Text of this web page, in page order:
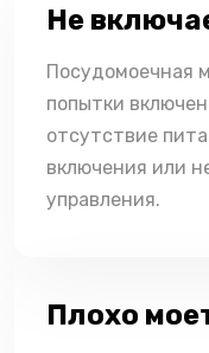
Не
Посудомоечная
попытки
отсутствие
включения или
управления.
Плохо